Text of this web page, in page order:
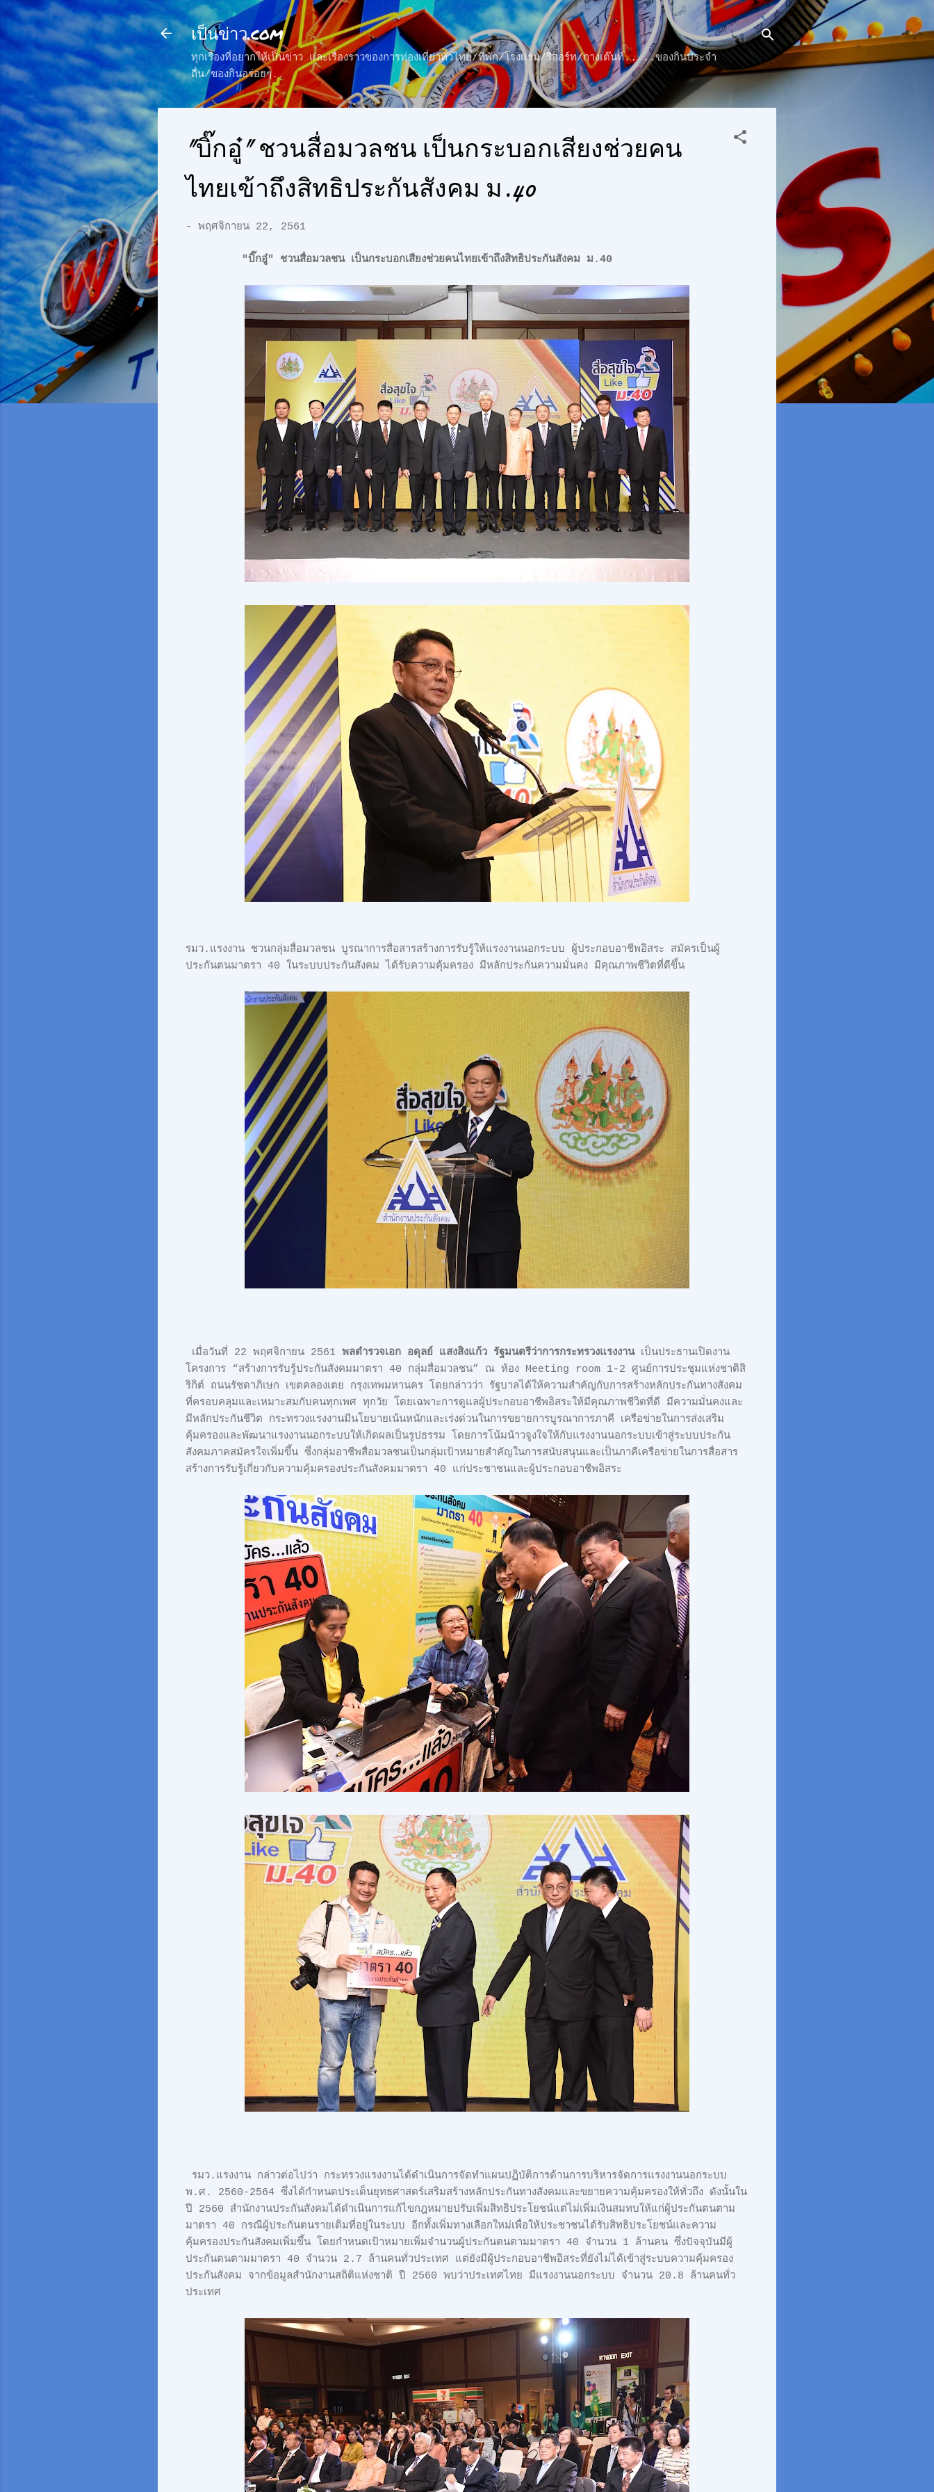
ข้ามไปที่เนื้อหาหลัก
เป็นข่าว.com
ทุกเรื่องที่อยากให้เป็นข่าว และเรื่องราวของการท่องเที่ยวทั่วไทย/ที่พัก/โรงแรม/รีสอร์ท/กางเต๊นท์.. ..ของกินประจำ
ถื่น/ของกินอร่อยๆ..
"บิ๊กอู๋" ชวนสื่อมวลชน เป็นกระบอกเสียงช่วยคน
ไทยเข้าถึงสิทธิประกันสังคม ม.40
- พฤศจิกายน 22, 2561
"บิ๊กอู๋" ชวนสื่อมวลชน เป็นกระบอกเสียงช่วยคนไทยเข้าถึงสิทธิประกันสังคม ม.40
รมว.แรงงาน ชวนกลุ่มสื่อมวลชน บูรณาการสื่อสารสร้างการรับรู้ให้แรงงานนอกระบบ ผู้ประกอบอาชีพอิสระ สมัครเป็นผู้
ประกันตนมาตรา 40 ในระบบประกันสังคม ได้รับความคุ้มครอง มีหลักประกันความมั่นคง มีคุณภาพชีวิตที่ดีขึ้น
เมื่อวันที่ 22 พฤศจิกายน 2561 พลตำรวจเอก อดุลย์ แสงสิงแก้ว รัฐมนตรีว่าการกระทรวงแรงงานเป็นประธานเปิดงาน
โครงการ “สร้างการรับรู้ประกันสังคมมาตรา 40 กลุ่มสื่อมวลชน” ณ ห้อง Meeting room 1-2 ศูนย์การประชุมแห่งชาติสิ
ริกิต์ ถนนรัชดาภิเษก เขตคลองเตย กรุงเทพมหานคร โดยกล่าวว่า รัฐบาลได้ให้ความสำคัญกับการสร้างหลักประกันทางสังคม
ที่ครอบคลุมและเหมาะสมกับคนทุกเพศ ทุกวัย โดยเฉพาะการดูแลผู้ประกอบอาชีพอิสระให้มีคุณภาพชีวิตที่ดี มีความมั่นคงและ
มีหลักประกันชีวิต กระทรวงแรงงานมีนโยบายเน้นหนักและเร่งด่วนในการขยายการบูรณาการภาคี เครือข่ายในการส่งเสริม
คุ้มครองและพัฒนาแรงงานนอกระบบให้เกิดผลเป็นรูปธรรม โดยการโน้มน้าวจูงใจให้กับแรงงานนอกระบบเข้าสู่ระบบประกัน
สังคมภาคสมัครใจเพิ่มขึ้น ซึ่งกลุ่มอาชีพสื่อมวลชนเป็นกลุ่มเป้าหมายสำคัญในการสนับสนุนและเป็นภาคีเครือข่ายในการสื่อสาร
สร้างการรับรู้เกี่ยวกับความคุ้มครองประกันสังคมมาตรา 40 แก่ประชาชนและผู้ประกอบอาชีพอิสระ
รมว.แรงงาน กล่าวต่อไปว่า กระทรวงแรงงานได้ดำเนินการจัดทำแผนปฏิบัติการด้านการบริหารจัดการแรงงานนอกระบบ
พ.ศ. 2560-2564 ซึ่งได้กำหนดประเด็นยุทธศาสตร์เสริมสร้างหลักประกันทางสังคมและขยายความคุ้มครองให้ทั่วถึง ดังนั้นใน
ปี 2560 สำนักงานประกันสังคมได้ดำเนินการแก้ไขกฎหมายปรับเพิ่มสิทธิประโยชน์แต่ไม่เพิ่มเงินสมทบให้แก่ผู้ประกันตนตาม
มาตรา 40 กรณีผู้ประกันตนรายเดิมที่อยู่ในระบบ อีกทั้งเพิ่มทางเลือกใหม่เพื่อให้ประชาชนได้รับสิทธิประโยชน์และความ
คุ้มครองประกันสังคมเพิ่มขึ้น โดยกำหนดเป้าหมายเพิ่มจำนวนผู้ประกันตนตามมาตรา 40 จำนวน 1 ล้านคน ซึ่งปัจจุบันมีผู้
ประกันตนตามมาตรา 40 จำนวน 2.7 ล้านคนทั่วประเทศ แต่ยังมีผู้ประกอบอาชีพอิสระที่ยังไม่ได้เข้าสู่ระบบความคุ้มครอง
ประกันสังคม จากข้อมูลสำนักงานสถิติแห่งชาติ ปี 2560 พบว่าประเทศไทย มีแรงงานนอกระบบ จำนวน 20.8 ล้านคนทั่ว
ประเทศ